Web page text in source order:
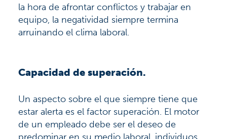
la hora de afrontar conflictos y trabajar en
equipo, la negatividad siempre termina
arruinando el clima laboral.
Capacidad de superación.
Un aspecto sobre el que siempre tiene que
estar alerta es el factor superación. El motor
de un empleado debe ser el deseo de
predominar en su medio laboral, individuos